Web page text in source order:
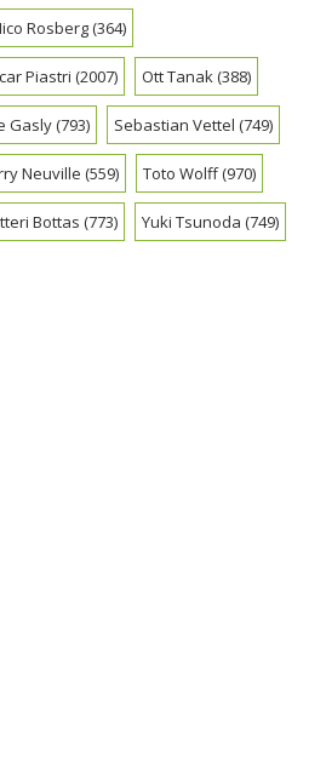
Rosberg(364)
Piastri (2007) Ott Tanak(388)
Gasly(793) Sebastian Vettel (749)
Neuville (559) Toto Wolff(970)
Bottas (773) Yuki Tsunoda (749)